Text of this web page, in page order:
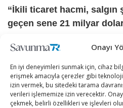
Onayı
En iyi deneyimleri sunmak için, cihaz
erişmek amacıyla çerezler gibi
izin vermek, bu sitedeki tarama
verileri işlememize izin verecektir.
çekmek, belirli özellikleri ve işlevleri
“İkili ticaret hacmi, salgın
geçen sene 21 milyar
Türkiye ile ABD arasındaki ikili
yükseldiğine dikkat çeken
ABD’nin, Türkiye’nin en fazla
arasında üçüncü sırada yer